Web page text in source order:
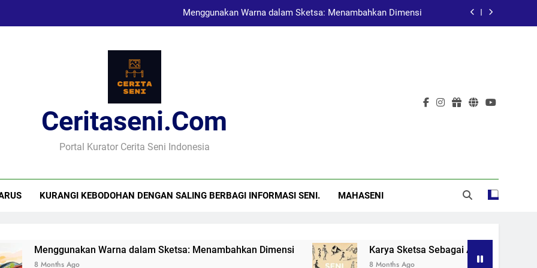
Menggunakan Warna dalam Sketsa: Menambahkan Dimensi
Seni Visual dan Implikasi Sosial: Menggugah Kesadaran Melalui Karya
Menggunakan Warna dalam Sketsa: Menambahkan Dimensi
Karya Sketsa Sebagai Alat Pembelajaran dalam Pendidikan Seni
Ceritaseni.com
Portal Kurator Cerita Seni Indonesia
KURANGI KEBODOHAN DENGAN SALING BERBAGI INFORMASI SENI. MAHASENI
Menggunakan Warna dalam Sketsa: Menambahkan Dimensi
8 Months Ago
Karya Sketsa Sebagai Alat Pembelajaran
8 Months Ago